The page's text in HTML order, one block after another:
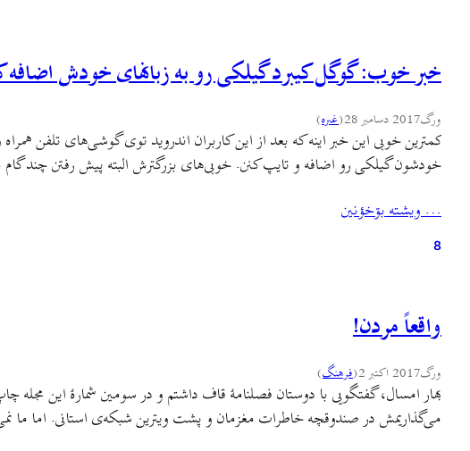
خبر خوب: گوگل کیبرد گیلکی رو به زبانهای خودش اضافه
ورگ2017 دسامبر 28 (غىره)
کمترین خوبی این خبر اینه که بعد از این کاربران اندروید توی گوشی‌های تلفن
خودشون گیلکی رو اضافه و تایپ کنن. خوبی‌های بزرگترش البته پیش رفتن چند
… ويشته بۊخؤنين
8
واقعاً مردن!
ورگ2017 اکتبر 2 (فرهنگ)
بهار امسال، گفتگويى با دوستان فصلنامهٔ قاف داشتم و در سومین شمارهٔ اين
می‌گذاریمش در صندوقچه خاطرات مغزمان و پشت ویترین شبکه‌ی استانی. اما ما